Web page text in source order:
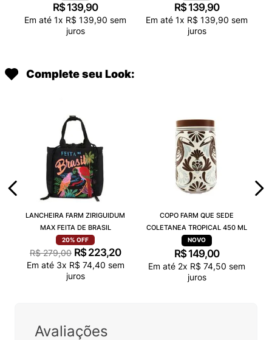
R$ 139,90
Em até 1x R$ 139,90 sem
juros
R$ 139,90
Em até 1x R$ 139,90 sem
juros
Complete seu Look:
LANCHEIRA FARM ZIRIGUIDUM
MAX FEITA DE BRASIL
20% OFF
R$ 279,00 R$ 223,20
Em até 3x R$ 74,40 sem
juros
COPO FARM QUE SEDE
COLETANEA TROPICAL 450 ML
R$ 149,00
Em até 2x R$ 74,50 sem
juros
Avaliações